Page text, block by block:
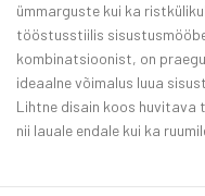
ümmarguste kui ka
tööstusstiilis
kombinatsioonist, on
ideaalne võimalus luua
Lihtne disain koos
nii lauale endale kui ka